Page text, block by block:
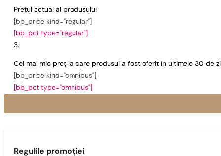
Prețul actual al produsului
[bb_price kind="regular"]
[bb_pct type="regular"]
Cel mai mic preț la care produsul a fost oferit în ultimele 30 de
[bb_price kind="omnibus"]
[bb_pct type="omnibus"]
Regulile promoției